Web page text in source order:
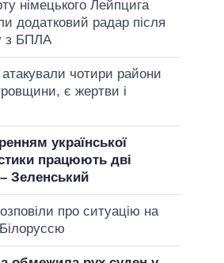
німецького Лейпцига
додатковий радар після
з БПЛА
чотири райони
є жертви і
української
працюють дві
Зеленський
про ситуацію на